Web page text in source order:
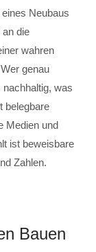
Neubaus
die
wahren
genau
was
belegbare
Medien und
ist beweisbare
Zahlen.
Bauen